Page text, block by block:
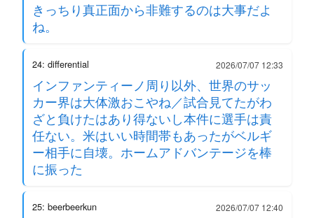
きっちり真正面から非難するのは大事だよ
ね。
24: differential 2026/07/07 12:33
インファンティーノ周り以外、世界のサッ
カー界は大体激おこやね／試合見てたがわ
ざと負けたはあり得ないし本件に選手は責
任ない。米はいい時間帯もあったがベルギ
ー相手に自壊。ホームアドバンテージを棒
に振った
25: beerbeerkun 2026/07/07 12:40